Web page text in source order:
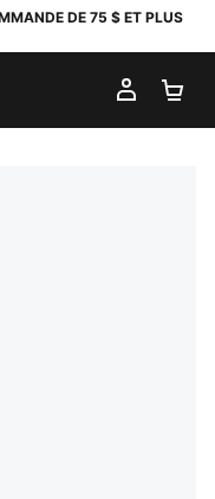
DE 75 $ ET PLUS
MON